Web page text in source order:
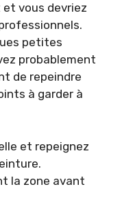
et vous devriez
petites
probablement
de repeindre
à garder à
et repeignez
la zone avant